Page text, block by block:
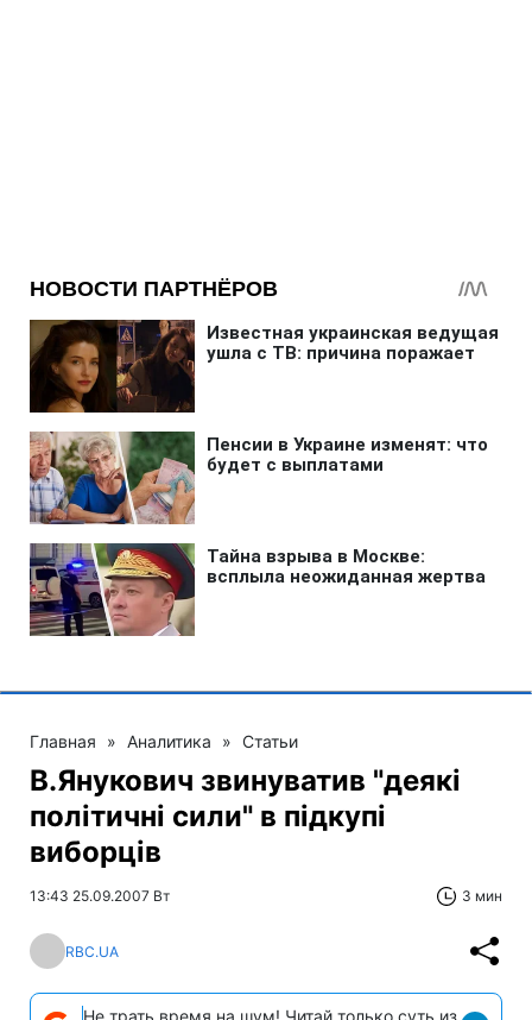
Главная » Аналитика » Статьи
В.Янукович звинуватив "деякі
політичні сили" в підкупі
виборців
13:43 25.09.2007 Вт 3 мин
RBC.UA
Не трать время на шум! Читай только суть из